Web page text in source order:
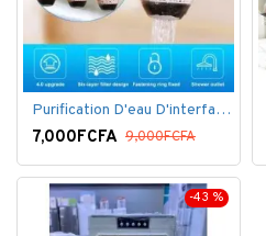
Purification D'eau D'interface De Filtre De Robinet
7,000FCFA 9,000FCFA
-43 %